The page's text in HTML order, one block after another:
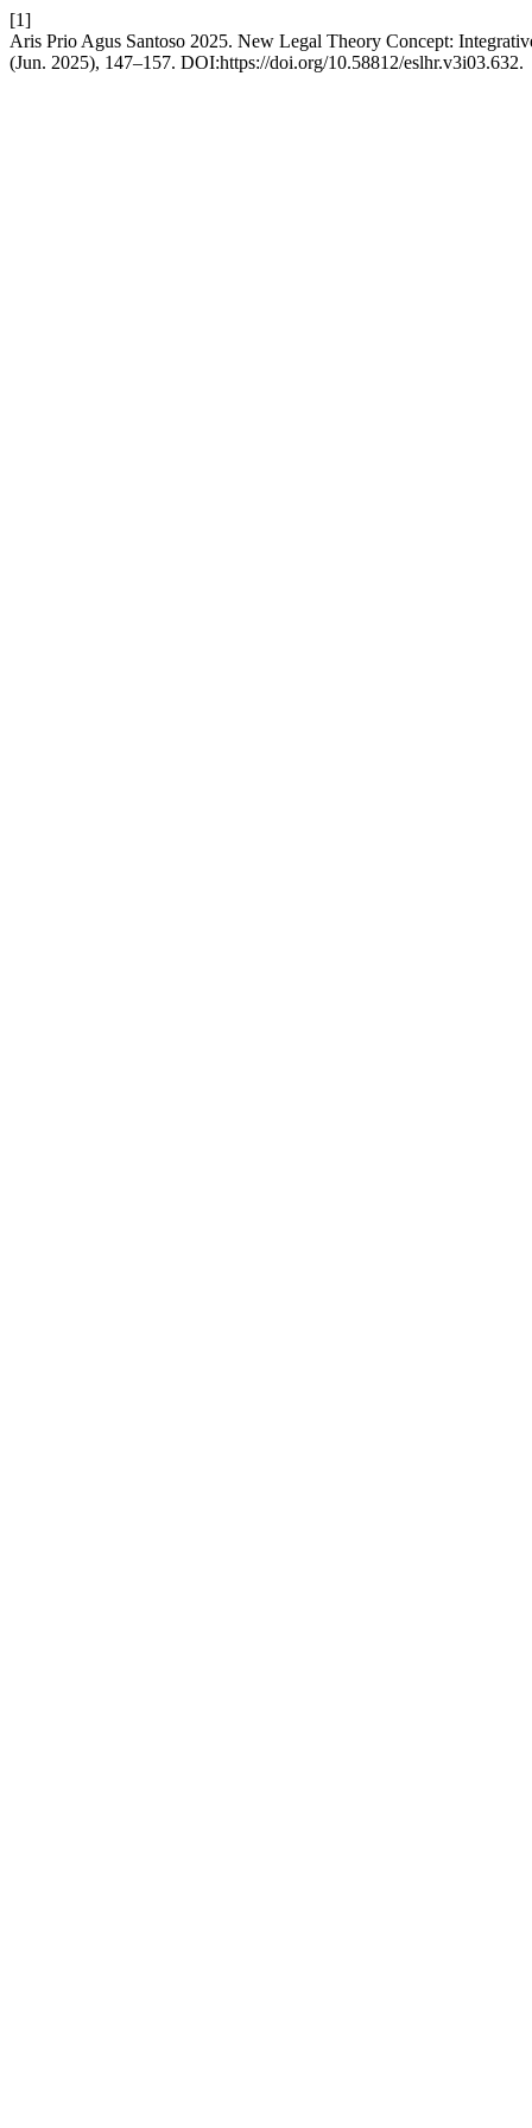
[1]
Aris Prio Agus Santoso 2025. New Legal Theory Concept:
(Jun. 2025), 147–157. DOI:https://doi.org/10.58812/eslhr.v3i03.632.